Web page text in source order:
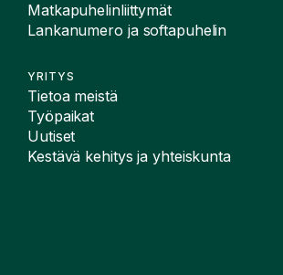
Matkapuhelinliittymät
Lankanumero ja softapuhelin
YRITYS
Tietoa meistä
Työpaikat
Uutiset
Kestävä kehitys ja yhteiskunta